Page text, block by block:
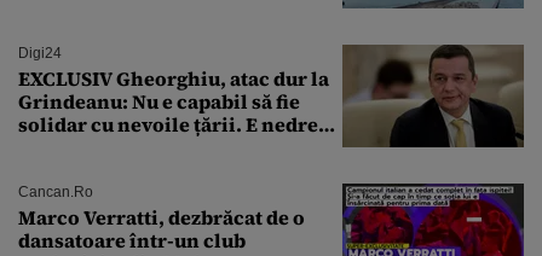
Digi24
EXCLUSIV Gheorghiu, atac dur la
Grindeanu: Nu e capabil să fie
solidar cu nevoile țării. E nedrept
Cancan.ro
Marco Verratti, dezbrăcat de o
dansatoare într-un club